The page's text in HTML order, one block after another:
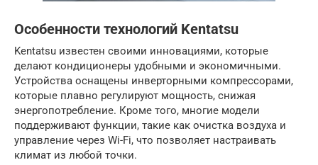
Особенности технологий Kentatsu
Kentatsu известен своими инновациями, которые
делают кондиционеры удобными и экономичными.
Устройства оснащены инверторными компрессорами,
которые плавно регулируют мощность, снижая
энергопотребление. Кроме того, многие модели
поддерживают функции, такие как очистка воздуха и
управление через Wi-Fi, что позволяет настраивать
климат из любой точки.